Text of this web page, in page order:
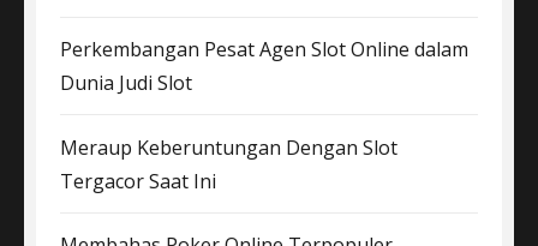
Perkembangan Pesat Agen Slot Online dalam
Dunia Judi Slot
Meraup Keberuntungan Dengan Slot
Tergacor Saat Ini